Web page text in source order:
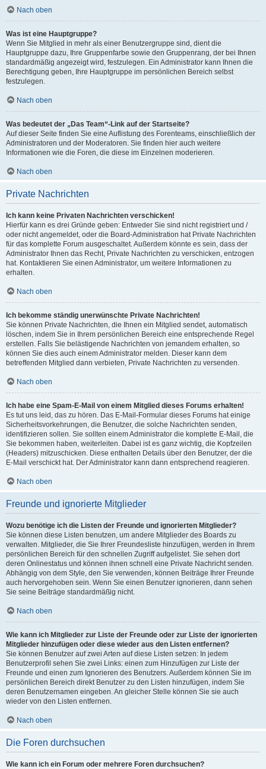
Nach oben
Was ist eine Hauptgruppe?
Wenn Sie Mitglied in mehr als einer Benutzergruppe sind, dient die
Hauptgruppe dazu, Ihre Gruppenfarbe sowie den Gruppenrang, der bei Ihnen
standardmäßig angezeigt wird, festzulegen. Ein Administrator kann Ihnen die
Berechtigung geben, Ihre Hauptgruppe im persönlichen Bereich selbst
festzulegen.
Nach oben
Was bedeutet der „Das Team“-Link auf der Startseite?
Auf dieser Seite finden Sie eine Auflistung des Forenteams, einschließlich der
Administratoren und der Moderatoren. Sie finden hier auch weitere
Informationen wie die Foren, die diese im Einzelnen moderieren.
Nach oben
Private Nachrichten
Ich kann keine Privaten Nachrichten verschicken!
Hierfür kann es drei Gründe geben: Entweder Sie sind nicht registriert und /
oder nicht angemeldet, oder die Board-Administration hat Private Nachrichten
für das komplette Forum ausgeschaltet. Außerdem könnte es sein, dass der
Administrator Ihnen das Recht, Private Nachrichten zu verschicken, entzogen
hat. Kontaktieren Sie einen Administrator, um weitere Informationen zu
erhalten.
Nach oben
Ich bekomme ständig unerwünschte Private Nachrichten!
Sie können Private Nachrichten, die Ihnen ein Mitglied sendet, automatisch
löschen, indem Sie in Ihrem persönlichen Bereich eine entsprechende Regel
erstellen. Falls Sie belästigende Nachrichten von jemandem erhalten, so
können Sie dies auch einem Administrator melden. Dieser kann dem
betreffenden Mitglied dann verbieten, Private Nachrichten zu versenden.
Nach oben
Ich habe eine Spam-E-Mail von einem Mitglied dieses Forums erhalten!
Es tut uns leid, das zu hören. Das E-Mail-Formular dieses Forums hat einige
Sicherheitsvorkehrungen, die Benutzer, die solche Nachrichten senden,
identifizieren sollen. Sie sollten einem Administrator die komplette E-Mail, die
Sie bekommen haben, weiterleiten. Dabei ist es ganz wichtig, die Kopfzeilen
(Headers) mitzuschicken. Diese enthalten Details über den Benutzer, der die
E-Mail verschickt hat. Der Administrator kann dann entsprechend reagieren.
Nach oben
Freunde und ignorierte Mitglieder
Wozu benötige ich die Listen der Freunde und ignorierten Mitglieder?
Sie können diese Listen benutzen, um andere Mitglieder des Boards zu
verwalten. Mitglieder, die Sie Ihrer Freundesliste hinzufügen, werden in Ihrem
persönlichen Bereich für den schnellen Zugriff aufgelistet. Sie sehen dort
deren Onlinestatus und können ihnen schnell eine Private Nachricht senden.
Abhängig von dem Style, den Sie verwenden, können Beiträge Ihrer Freunde
auch hervorgehoben sein. Wenn Sie einen Benutzer ignorieren, dann sehen
Sie seine Beiträge standardmäßig nicht.
Nach oben
Wie kann ich Mitglieder zur Liste der Freunde oder zur Liste der ignorierten
Mitglieder hinzufügen oder diese wieder aus den Listen entfernen?
Sie können Benutzer auf zwei Arten auf diese Listen setzen: In jedem
Benutzerprofil sehen Sie zwei Links: einen zum Hinzufügen zur Liste der
Freunde und einen zum Ignorieren des Benutzers. Außerdem können Sie im
persönlichen Bereich direkt Benutzer zu den Listen hinzufügen, indem Sie
deren Benutzernamen eingeben. An gleicher Stelle können Sie sie auch
wieder von den Listen entfernen.
Nach oben
Die Foren durchsuchen
Wie kann ich ein Forum oder mehrere Foren durchsuchen?